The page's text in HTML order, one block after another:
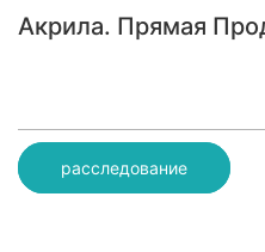
Акрила. Прямая
расследование